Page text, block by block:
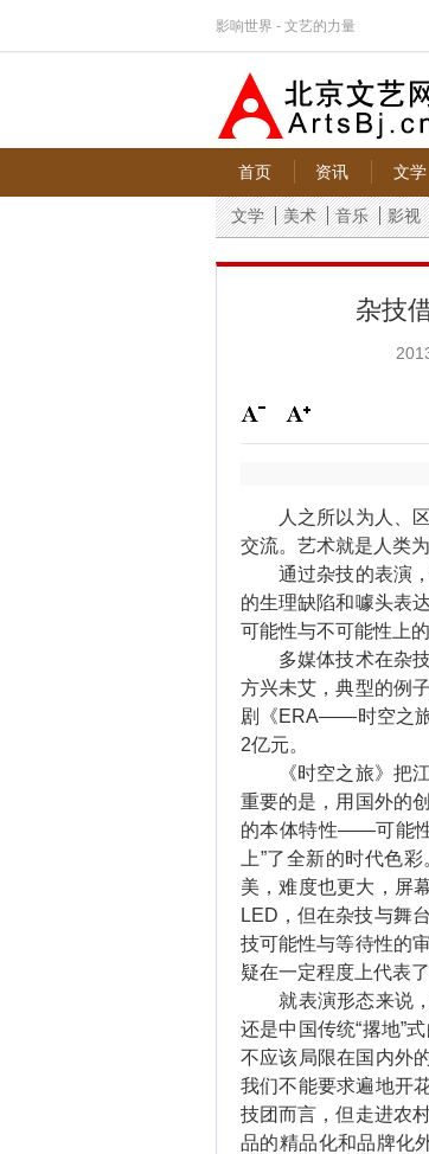
影响世界 - 文艺的力量
首页 资讯 文学
文学
美术 音乐 影视
杂技
人之所以为人、区
交流。艺术就是人类
通过杂技的表演，
的生理缺陷和噱头表
可能性与不可能性上
多媒体技术在杂技
方兴未艾，典型的例
剧《ERA——时空之
2亿元。
《时空之旅》把江
重要的是，用国外的
的本体特性——可能性
上”了全新的时代色
美，难度也更大，屏
LED，但在杂技与舞
技可能性与等待性的
疑在一定程度上代表
就表演形态来说，
还是中国传统“撂地”
不应该局限在国内外
我们不能要求遍地开
技团而言，但走进农
品的精品化和品牌化